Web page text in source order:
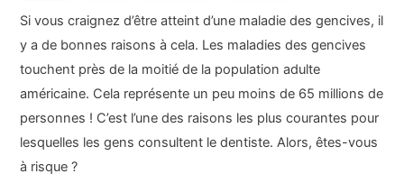
Si vous craignez d’être atteint d’une maladie des gencives, il
y a de bonnes raisons à cela. Les maladies des gencives
touchent près de la moitié de la population adulte
américaine. Cela représente un peu moins de 65 millions de
personnes ! C’est l’une des raisons les plus courantes pour
lesquelles les gens consultent le dentiste. Alors, êtes-vous
à risque ?